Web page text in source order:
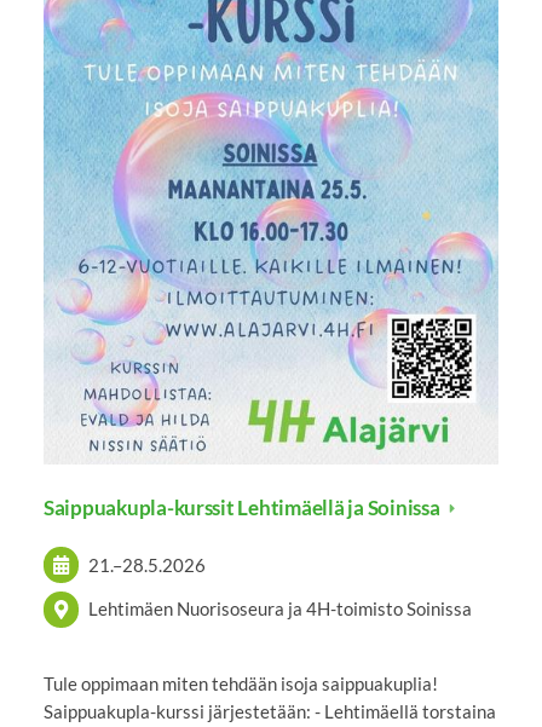
Saippuakupla-kurssit Lehtimäellä ja Soinissa
21. –28.5.2026
Lehtimäen Nuorisoseura ja 4H-toimisto Soinissa
Tule oppimaan miten tehdään isoja saippuakuplia!
Saippuakupla-kurssi järjestetään: - Lehtimäellä torstaina